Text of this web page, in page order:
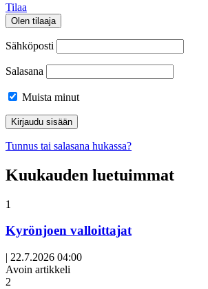
Tilaa
Olen tilaaja
Sähköposti
Salasana
Muista minut
Tunnus tai salasana hukassa?
Kuukauden luetuimmat
1
Kyrönjoen valloittajat
| 22.7.2026 04:00
Avoin artikkeli
2